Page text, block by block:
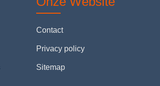
Contact
Privacy policy
Sitemap